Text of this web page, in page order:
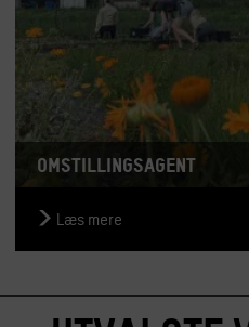
Omstillingsagent
Læs mere